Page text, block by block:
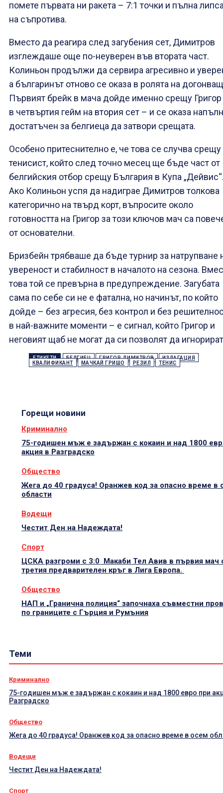
помете първата ни ракета – 7:1 точки и пълна
на съпротива.
Вместо да реагира след загубения сет, Димитров
изглеждаше още по-неуверен във втората част.
Колиньон продължи да сервира агресивно и
а българинът отново се оказа в ролята на
Първият брейк в мача дойде именно срещу
в четвъртия гейм на втория сет – и се оказа
достатъчен за белгиеца да затвори срещата.
Особено притеснително е, че това се случва срещу
тенисист, който след точно месец ще бъде част от
белгийския отбор срещу България в Купа
Ако Колиньон успя да надиграе Димитров толкова
категорично на твърд корт, въпросите около
готовността на Григор за този ключов мач са
от основателни.
Бризбейн трябваше да бъде турнир за натрупване
увереност и стабилност в началото на сезона.
това той се превърна в предупреждение. Загубата
сама по себе си не е фатална, но начинът, по който
дойде – без агресия, без контрол и без
в най-важните моменти – е сигнал, който Григор и
неговият щаб не могат да си позволят да
ЕТИКЕТИ БЕЛГИЕЦ ГРИГОР ДИМИТРОВ
ИЗЛАГАЦИЯ
КВАЛИФИКАНТ
МАЧКАЙ ГРИШО РЕЗИЛ ТЕНИС
Горещи новини
Криминално
75-годишен мъж е задържан с кокаин и над 1800
акция в Разградско
Общество
Жега до 40 градуса! Оранжев код за опасно време в
области
Водещи
Честит Ден на Надеждата!
Спорт
ЦСКА разгроми с 3:0 Макаби Тел Авив в първия мач
третия предварителен кръг в Лига Европа.
Общество
НАП и „Гранична полиция“ започнаха съвместни
по границите с Гърция и Румъния
Теми
Криминално
75-годишен мъж е задържан с кокаин и над 1800 евро при
Разградско
Общество
Жега до 40 градуса! Оранжев код за опасно време в осем
Водещи
Честит Ден на Надеждата!
Спорт